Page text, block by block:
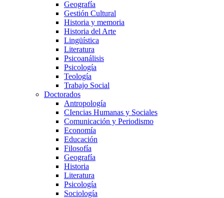
Geografía
Gestión Cultural
Historia y memoria
Historia del Arte
Lingüística
Literatura
Psicoanálisis
Psicología
Teología
Trabajo Social
Doctorados
Antropología
CIencias Humanas y Sociales
Comunicación y Periodismo
Economía
Educación
Filosofía
Geografía
Historia
Literatura
Psicología
Sociología